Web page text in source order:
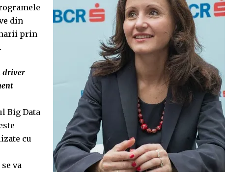
din
prin
driver
Big Data
cu
va